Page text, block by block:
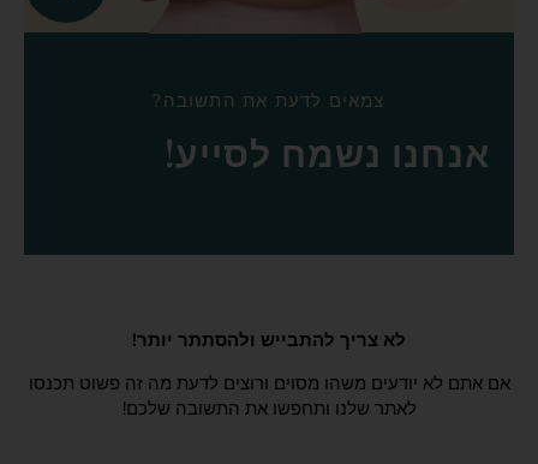
צמאים לדעת את התשובה?
אנחנו נשמח לסייע!
לא צריך להתבייש ולהסתתר יותר!
אם אתם לא יודעים משהו מסוים ורוצים לדעת מה זה פשוט תכנסו
לאתר שלנו ותחפשו את התשובה שלכם!